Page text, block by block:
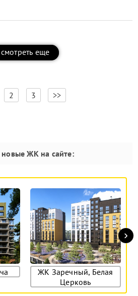
смотреть еще
]
2 3 >>
новые ЖК на сайте:
ЖК Заречный, Белая
Церковь
›